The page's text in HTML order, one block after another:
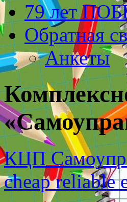
79 лет
Обратная
Анкеты
КЦП
cheap reliable